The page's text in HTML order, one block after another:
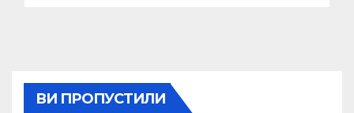
ВИ ПРОПУСТИЛИ